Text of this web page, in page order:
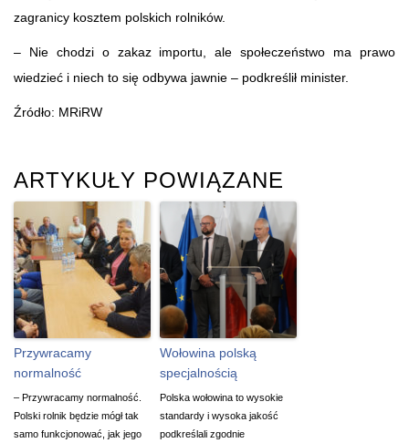
zagranicy kosztem polskich rolników.
– Nie chodzi o zakaz importu, ale społeczeństwo ma prawo
wiedzieć i niech to się odbywa jawnie – podkreślił minister.
Źródło: MRiRW
ARTYKUŁY POWIĄZANE
Przywracamy
normalność
– Przywracamy normalność.
Polski rolnik będzie mógł tak
samo funkcjonować, jak jego
Wołowina polską
specjalnością
Polska wołowina to wysokie
standardy i wysoka jakość
podkreślali zgodnie